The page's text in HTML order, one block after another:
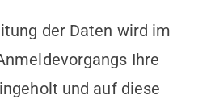
der Daten wird im
Ihre
und auf diese